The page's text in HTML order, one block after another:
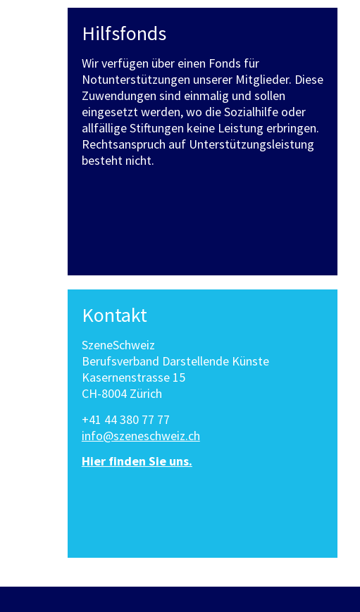
Hilfsfonds
Wir verfügen über einen Fonds für
Notunterstützungen unserer Mitglieder. Diese
Zuwendungen sind einmalig und sollen
eingesetzt werden, wo die Sozialhilfe oder
allfällige Stiftungen keine Leistung erbringen.
Rechtsanspruch auf Unterstützungsleistung
besteht nicht.
Kontakt
SzeneSchweiz
Berufsverband Darstellende Künste
Kasernenstrasse 15
CH-8004 Zürich
+41 44 380 77 77
info@szeneschweiz.ch
Hier finden Sie uns.